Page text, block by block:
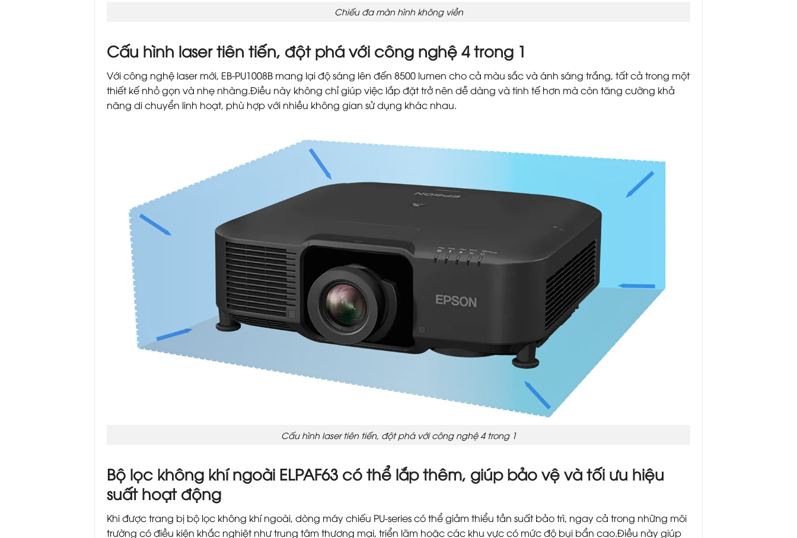
Chiếu đa màn hình không viền
Cấu hình laser tiên tiến, đột phá với công nghệ 4 trong 1
Với công nghệ laser mới, EB-PU1008B mang lại độ sáng lên đến 8500 lumen cho cả màu sắc và ánh sáng trắng, tất cả trong một
thiết kế nhỏ gọn và nhẹ nhàng.Điều này không chỉ giúp việc lắp đặt trở nên dễ dàng và tinh tế hơn mà còn tăng cường khả
năng di chuyển linh hoạt, phù hợp với nhiều không gian sử dụng khác nhau.
Cấu hình laser tiên tiến, đột phá với công nghệ 4 trong 1
Bộ lọc không khí ngoài ELPAF63 có thể lắp thêm, giúp bảo vệ và tối ưu hiệu
suất hoạt động
Khi được trang bị bộ lọc không khí ngoài, dòng máy chiếu PU-series có thể giảm thiểu tần suất bảo trì, ngay cả trong những môi
trường có điều kiện khắc nghiệt như trung tâm thương mại, triển lãm hoặc các khu vực có mức độ bụi bẩn cao.Điều này giúp